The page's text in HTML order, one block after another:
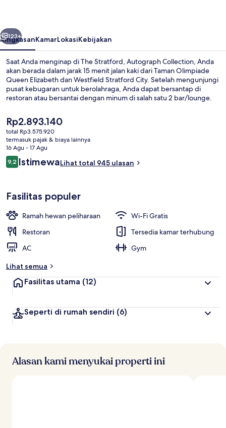
Berikutnya
123+
RingkasanKamarLokasiKebijakan
Saat Anda menginap di The Stratford, Autograph Collection, Anda
akan berada dalam jarak 15 menit jalan kaki dari Taman Olimpiade
Queen Elizabeth dan Westfield Stratford City. Setelah mengunjungi
pusat kebugaran untuk berolahraga, Anda dapat bersantap di
restoran atau bersantai dengan minum di salah satu 2 bar/lounge.
berkendara.Para traveler terkesan dengan staf dan kondisi
keseluruhan.
Harga
saat
ini
Rp2.893.140
Rp2.893.140
total Rp3.575.920
termasuk pajak & biaya lainnya
16 Agu - 17 Agu
Ulasan
9,29,2 dari 10
IstimewaLihat total 945 ulasan
Fasilitas populer
Ramah hewan peliharaan
Wi-Fi Gratis
Restoran
Tersedia kamar terhubung
AC
Gym
Lihat semua
Fasilitas utama (12)
Seperti di rumah sendiri (6)
Alasan kami menyukai properti ini